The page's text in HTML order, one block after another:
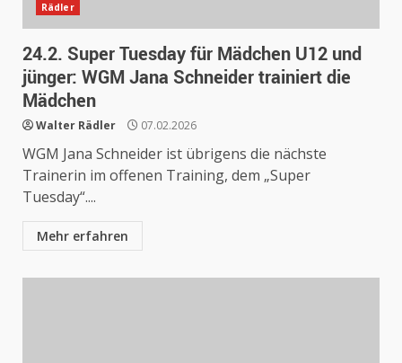
Rädler
24.2. Super Tuesday für Mädchen U12 und
jünger: WGM Jana Schneider trainiert die
Mädchen
Walter Rädler 07.02.2026
WGM Jana Schneider ist übrigens die nächste
Trainerin im offenen Training, dem „Super
Tuesday“....
Mehr erfahren